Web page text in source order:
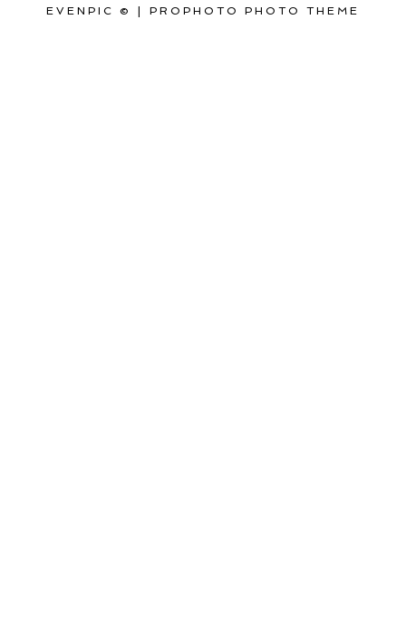
EVENPIC © PROPHOTO PHOTO THEME